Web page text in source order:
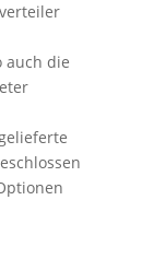
auch die